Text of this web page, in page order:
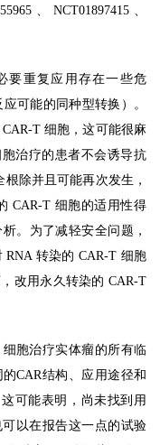
、NCT01897415、
要重复应用存在一些危
可能的同种型转换）。
T 细胞，这可能很麻
治疗的患者不会诱导抗
除并且可能再次发生，
CAR-T 细胞的适用性得
。为了减轻安全问题，
转染的 CAR-T 细胞
改用永久转染的 CAR-T
细胞治疗实体瘤的所有临
CAR结构、应用途径和
可能表明，尚未找到用
以在报告这一点的试验